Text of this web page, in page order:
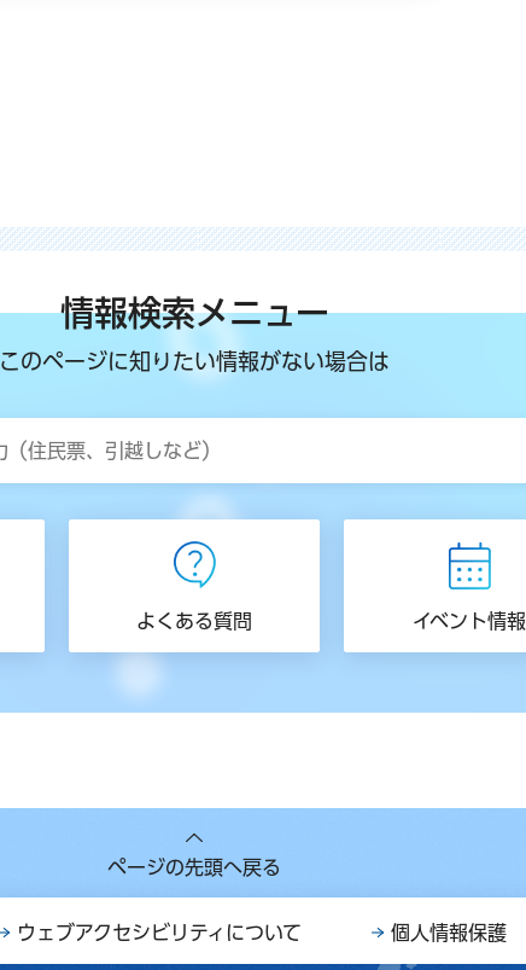
情報検索メニュー
このページに知りたい情報がない場合は
よくある質問 イベント情報
ページの先頭へ戻る
ウェブアクセシビリティについて 個人情報保護